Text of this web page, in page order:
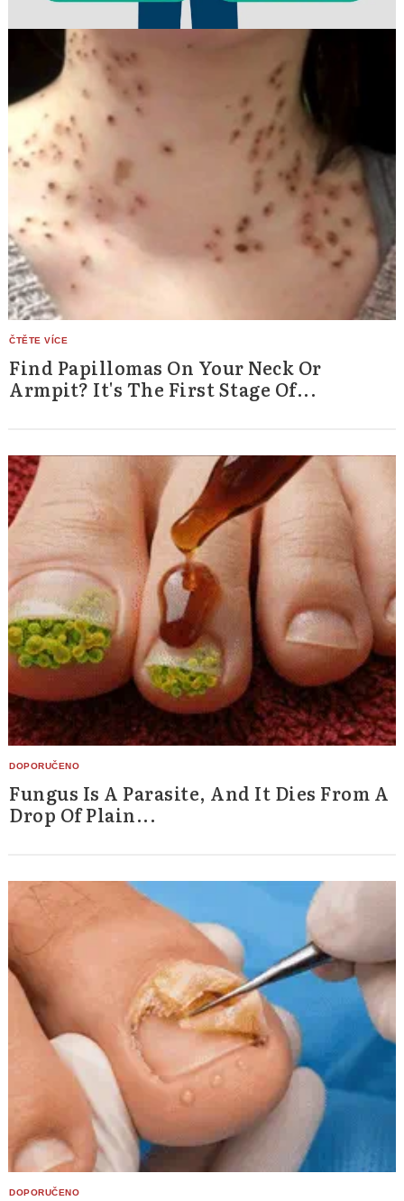
Find Papillomas On Your Neck Or
Armpit? It's The First Stage Of...
Fungus Is A Parasite, And It Dies From A
Drop Of Plain...
Search
for: